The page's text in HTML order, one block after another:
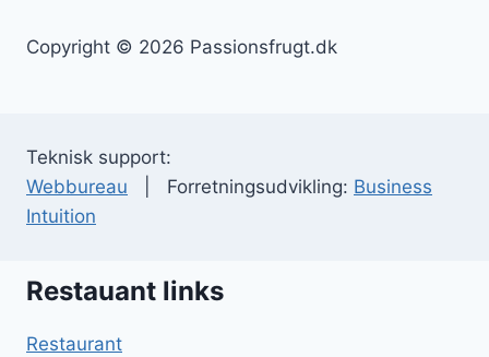
Copyright © 2026 Passionsfrugt.dk
Teknisk support:
Webbureau | Forretningsudvikling: Business
Intuition
Restauant links
Restaurant